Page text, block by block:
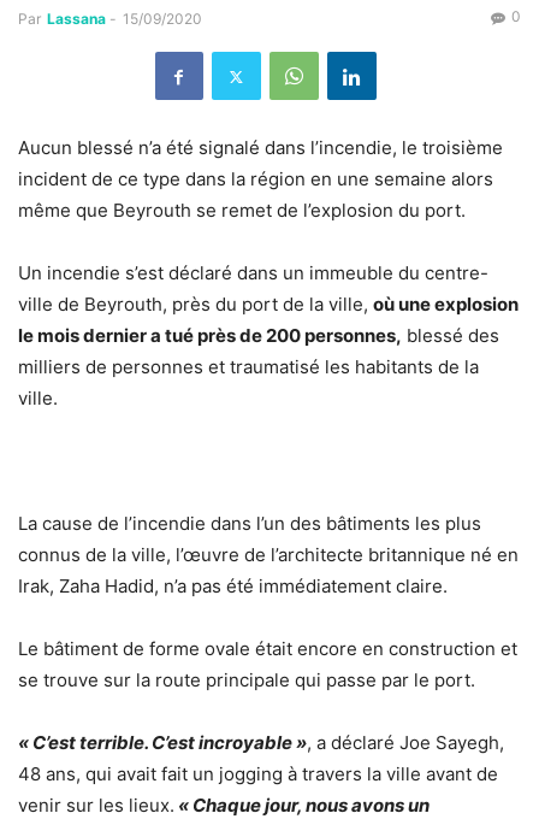
Par Lassana - 15/09/2020 0
Aucun blessé n’a été signalé dans l’incendie, le troisième
incident de ce type dans la région en une semaine alors
même que Beyrouth se remet de l’explosion du port.
Un incendie s’est déclaré dans un immeuble du centre-
ville de Beyrouth, près du port de la ville, où une explosion
le mois dernier a tué près de 200 personnes, blessé des
milliers de personnes et traumatisé les habitants de la
ville.
La cause de l’incendie dans l’un des bâtiments les plus
connus de la ville, l’œuvre de l’architecte britannique né en
Irak, Zaha Hadid, n’a pas été immédiatement claire.
Le bâtiment de forme ovale était encore en construction et
se trouve sur la route principale qui passe par le port.
« C’est terrible. C’est incroyable », a déclaré Joe Sayegh,
48 ans, qui avait fait un jogging à travers la ville avant de
venir sur les lieux. « Chaque jour, nous avons un